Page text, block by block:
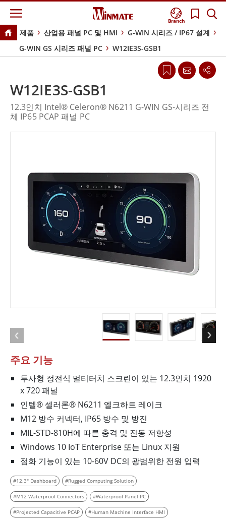
Branch
제품 산업용 패널 PC 및 HMI
G-WIN 시리즈 / IP67 설계
G-WIN GS 시리즈 패널 PC
W12IE3S-GSB1
주요 기능
투사형 정전식 멀티터치 스크린이 있는 12.3인치 1920
x 720 패널
인텔® 셀러론® N6211 엘크하트 레이크
M12 방수 커넥터, IP65 방수 및 방진
MIL-STD-810H에 따른 충격 및 진동 저항성
Windows 10 IoT Enterprise 또는 Linux 지원
점화 기능이 있는 10-60V DC의 광범위한 전원 입력
#12.3" Dashboard #Rugged Computing Solution
#M12 Waterproof Connectors #Waterproof Panel PC
#Projected Capacitive PCAP #Human Machine Interface HMI
W12IE3S-GSB1
12.3인치 Intel® Celeron® N6211 G-WIN GS-시리즈 전
체 IP65 PCAP 패널 PC